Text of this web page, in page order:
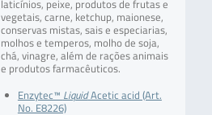
laticínios, peixe, produtos de frutas e
vegetais, carne, ketchup, maionese,
conservas mistas, sais e especiarias,
molhos e temperos, molho de soja,
chá, vinagre, além de rações animais
e produtos farmacêuticos.
Enzytec™ LiquidAcetic acid (Art.
No. E8226)